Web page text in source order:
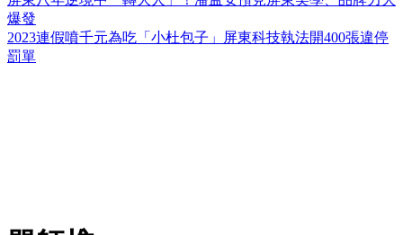
爆發
2023連假噴千元為吃「小杜包子」屏東科技執法開400張違停
罰單